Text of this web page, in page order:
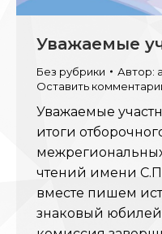
Уважаемые
Без рубрики Автор:
Оставить
Уважаемые
итоги
чтений имени
вместе пишем
знаковый